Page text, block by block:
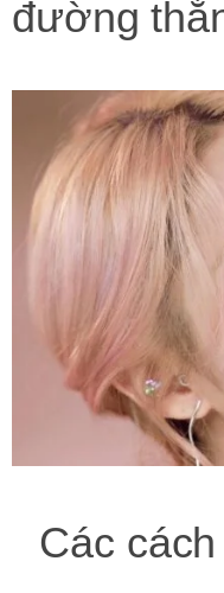
đường
Các